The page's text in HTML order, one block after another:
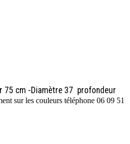
75 cm -Diamètre 37 profondeur
sur les couleurs téléphone 06 09 51